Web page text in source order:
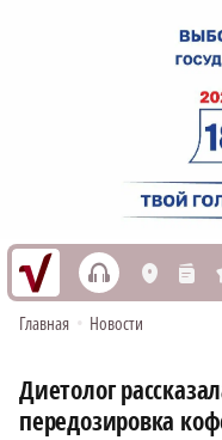
h L n
Главная • Новости
Диетолог
передозировка